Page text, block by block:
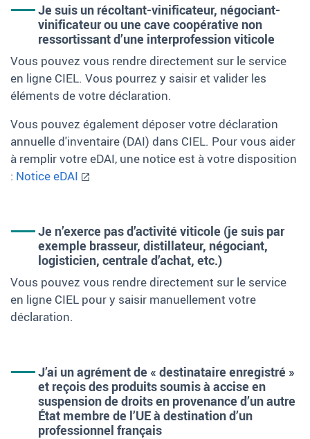
Je suis un récoltant-vinificateur, négociant-
vinificateur ou une cave coopérative non
ressortissant d’une interprofession viticole
Vous pouvez vous rendre directement sur le service
en ligne CIEL. Vous pourrez y saisir et valider les
éléments de votre déclaration.
Vous pouvez également déposer votre déclaration
annuelle d'inventaire (DAI) dans CIEL. Pour vous aider
à remplir votre eDAI, une notice est à votre disposition
: Notice eDAI
Je n’exerce pas d’activité viticole (je suis par
exemple brasseur, distillateur, négociant,
logisticien, centrale d’achat, etc.)
Vous pouvez vous rendre directement sur le service
en ligne CIEL pour y saisir manuellement votre
déclaration.
J’ai un agrément de « destinataire enregistré »
et reçois des produits soumis à accise en
suspension de droits en provenance d’un autre
État membre de l’UE à destination d’un
professionnel français